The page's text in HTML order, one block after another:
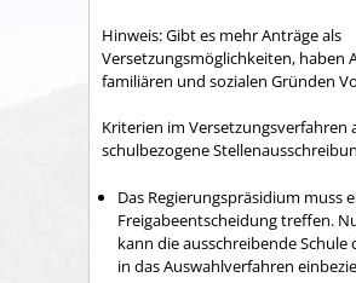
Hinweis:Gibt es mehr Anträge als
Versetzungsmöglichkeiten, haben
familiären und sozialen Gründen
Kriterien im Versetzungsverfahren
schulbezogene
Das Regierungspräsidium muss
Freigabeentscheidung treffen.
kann die ausschreibende Schule
in das Auswahlverfahren